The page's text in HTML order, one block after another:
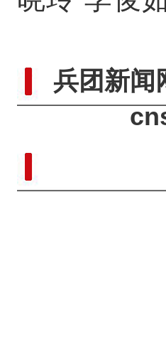
兵团新闻